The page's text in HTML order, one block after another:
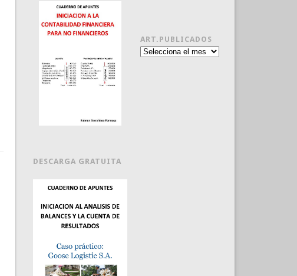
DESCARGA GRATUITA
ART.PUBLICADOS
Art.publicados